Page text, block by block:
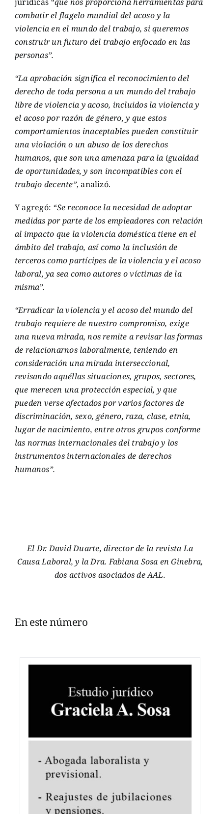
combatir el flagelo mundial del acoso y la
violencia en el mundo del trabajo, si queremos
construir un futuro del trabajo enfocado en las
personas”.
“La aprobación significa el reconocimiento del
derecho de toda persona a un mundo del trabajo
libre de violencia y acoso, incluidos la violencia y
el acoso por razón de género, y que estos
comportamientos inaceptables pueden constituir
una violación o un abuso de los derechos
humanos, que son una amenaza para la igualdad
de oportunidades, y son incompatibles con el
trabajo decente”, analizó.
Y agregó: “Se reconoce la necesidad de adoptar
medidas por parte de los empleadores con relación
al impacto que la violencia doméstica tiene en el
ámbito del trabajo, así como la inclusión de
terceros como partícipes de la violencia y el acoso
laboral, ya sea como autores o víctimas de la
misma”.
“Erradicar la violencia y el acoso del mundo del
trabajo requiere de nuestro compromiso, exige
una nueva mirada, nos remite a revisar las formas
de relacionarnos laboralmente, teniendo en
consideración una mirada interseccional,
revisando aquéllas situaciones, grupos, sectores,
que merecen una protección especial, y que
pueden verse afectados por varios factores de
discriminación, sexo, género, raza, clase, etnia,
lugar de nacimiento, entre otros grupos conforme
las normas internacionales del trabajo y los
instrumentos internacionales de derechos
humanos”.
El Dr. David Duarte, director de la revista La
Causa Laboral, y la Dra. Fabiana Sosa en Ginebra,
dos activos asociados de AAL.
En este número